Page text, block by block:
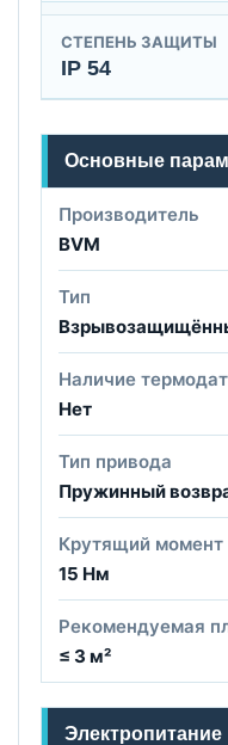
СТЕПЕНЬ ЗАЩИТЫ
IP 54
Основные
Производитель
BVM
Тип
Наличие
Нет
Тип привода
Пружинный
Крутящий момент
15 Нм
Рекомендуемая
≤ 3 м²
Электропитание